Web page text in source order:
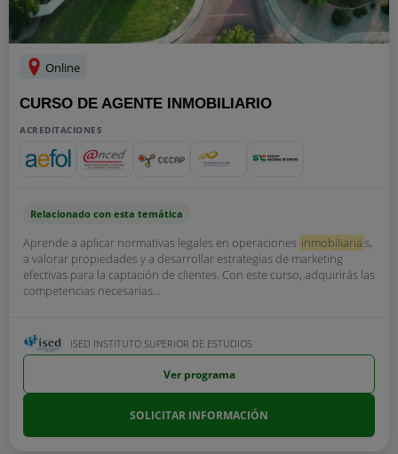
Online
CURSO DE AGENTE INMOBILIARIO
ACREDITACIONES
Relacionado con esta temática
Aprende a aplicar normativas legales en operaciones inmobiliarias,
a valorar propiedades y a desarrollar estrategias de marketing
efectivas para la captación de clientes. Con este curso, adquirirás las
competencias necesarias...
ISED INSTITUTO SUPERIOR DE ESTUDIOS
Ver programa
SOLICITAR INFORMACIÓN